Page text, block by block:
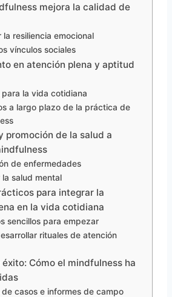
mejora la calidad de
la resiliencia emocional
vínculos sociales
en atención plena y aptitud
para la vida cotidiana
a largo plazo de la práctica de
promoción de la salud a
de enfermedades
la salud mental
para integrar la
en la vida cotidiana
sencillos para empezar
rituales de atención
Cómo el mindfulness ha
de casos e informes de campo